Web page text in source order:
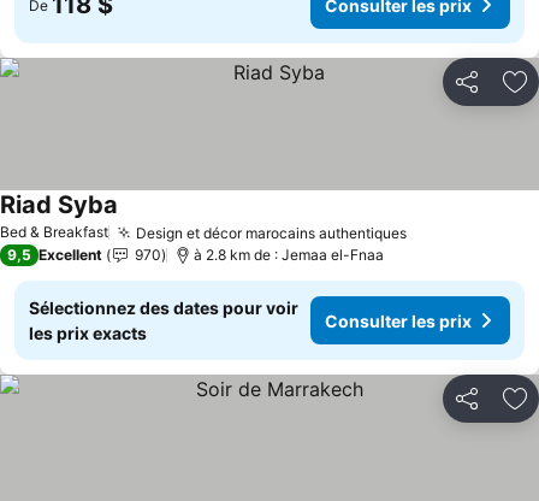
De Consulter les prix
Partager
Bed & Breakfast Design et décor marocains authentiques
Riad Syba
9,5 Excellent 970 à 2.8 km de : Jemaa el-Fnaa
Sélectionnez des dates pour voir
les prix exacts
Consulter les prix
Partager